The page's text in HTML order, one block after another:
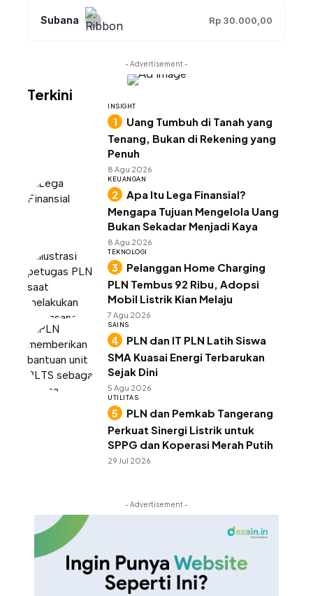
Subana Rp 30.000,00
- Advertisement -
Terkini
INSIGHT
Uang Tumbuh di Tanah yang
Tenang, Bukan di Rekening yang
Penuh
8 Agu 2026
KEUANGAN
Apa Itu Lega Finansial?
Mengapa Tujuan Mengelola Uang
Bukan Sekadar Menjadi Kaya
8 Agu 2026
TEKNOLOGI
Pelanggan Home Charging
PLN Tembus 92 Ribu, Adopsi
Mobil Listrik Kian Melaju
7 Agu 2026
SAINS
PLN dan IT PLN Latih Siswa
SMA Kuasai Energi Terbarukan
Sejak Dini
5 Agu 2026
UTILITAS
PLN dan Pemkab Tangerang
Perkuat Sinergi Listrik untuk
SPPG dan Koperasi Merah Putih
29 Jul 2026
- Advertisement -